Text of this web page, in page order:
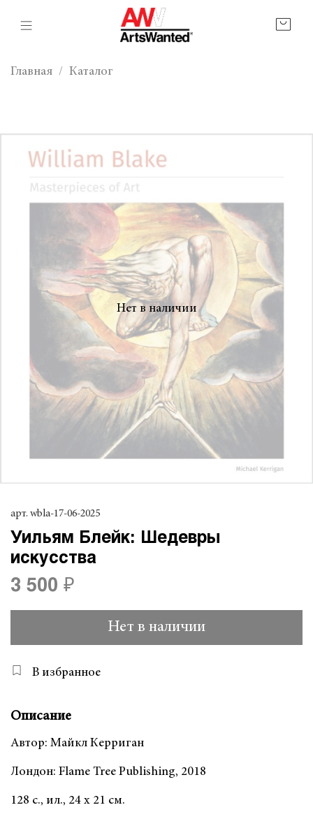
Главная Каталог
Нет в наличии
арт. wbla-17-06-2025
Уильям Блейк: Шедевры
искусства
3 500 ₽
Нет в наличии
В избранное
Описание
Автор: Майкл Керриган
Лондон: Flame Tree Publishing, 2018
128 с., ил., 24 х 21 см.